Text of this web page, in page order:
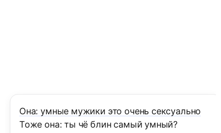
Она: умные мужики это очень сексуально
Тоже она: ты чё блин самый умный?